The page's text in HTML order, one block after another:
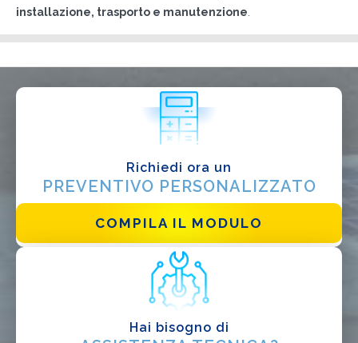
installazione, trasporto e manutenzione
Richiedi ora un
PREVENTIVO PERSONALIZZATO
COMPILA IL MODULO
Hai bisogno di
Ho letto e accetto la Privacy Policy*